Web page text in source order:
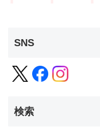
SNS
検索